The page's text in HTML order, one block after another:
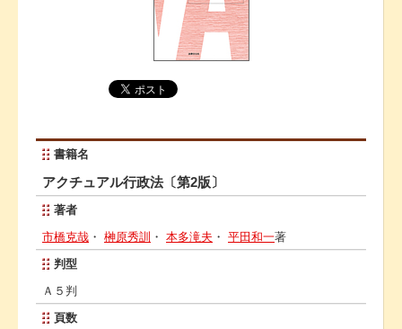
書籍名
アクチュアル行政法〔第2版〕
著者
市橋克哉 ・ 榊原秀訓 ・ 本多滝夫 ・ 平田和一著
判型
Ａ５判
頁数